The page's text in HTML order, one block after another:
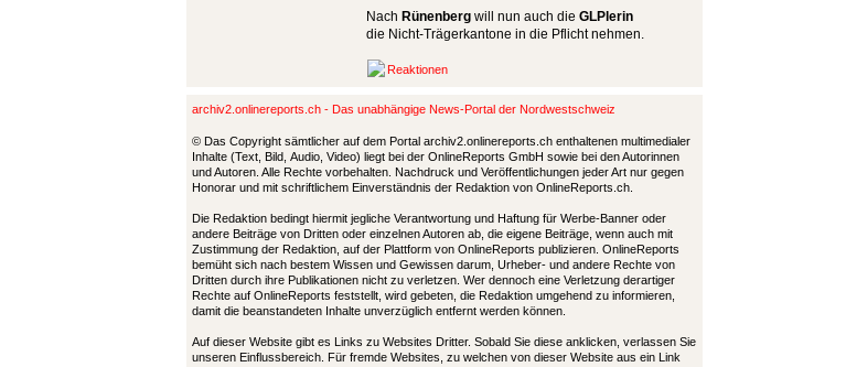
Nach Rünenberg will nun auch die GLPlerin
die Nicht-Trägerkantone in die Pflicht nehmen.
Reaktionen
archiv2.onlinereports.ch - Das unabhängige News-Portal der Nordwestschweiz
© Das Copyright sämtlicher auf dem Portal archiv2.onlinereports.ch enthaltenen multimedialer
Inhalte (Text, Bild, Audio, Video) liegt bei der OnlineReports GmbH sowie bei den Autorinnen
und Autoren. Alle Rechte vorbehalten. Nachdruck und Veröffentlichungen jeder Art nur gegen
Honorar und mit schriftlichem Einverständnis der Redaktion von OnlineReports.ch.
Die Redaktion bedingt hiermit jegliche Verantwortung und Haftung für Werbe-Banner oder
andere Beiträge von Dritten oder einzelnen Autoren ab, die eigene Beiträge, wenn auch mit
Zustimmung der Redaktion, auf der Plattform von OnlineReports publizieren. OnlineReports
bemüht sich nach bestem Wissen und Gewissen darum, Urheber- und andere Rechte von
Dritten durch ihre Publikationen nicht zu verletzen. Wer dennoch eine Verletzung derartiger
Rechte auf OnlineReports feststellt, wird gebeten, die Redaktion umgehend zu informieren,
damit die beanstandeten Inhalte unverzüglich entfernt werden können.
Auf dieser Website gibt es Links zu Websites Dritter. Sobald Sie diese anklicken, verlassen Sie
unseren Einflussbereich. Für fremde Websites, zu welchen von dieser Website aus ein Link